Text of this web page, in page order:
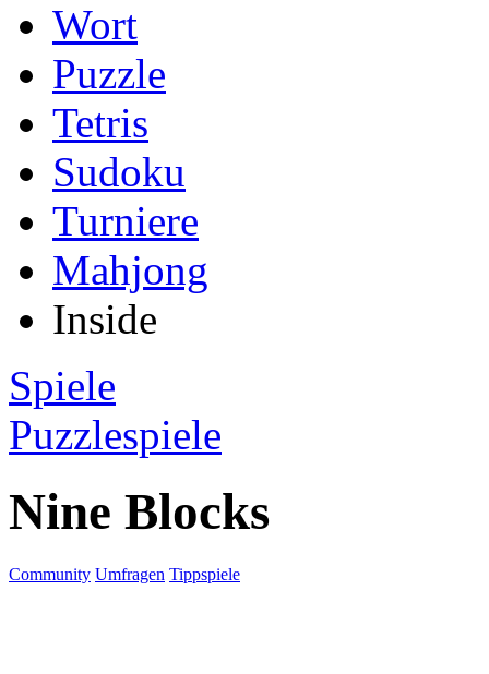
Wort
Puzzle
Tetris
Sudoku
Turniere
Mahjong
Inside
Spiele
Puzzlespiele
Nine Blocks
Community Umfragen Tippspiele